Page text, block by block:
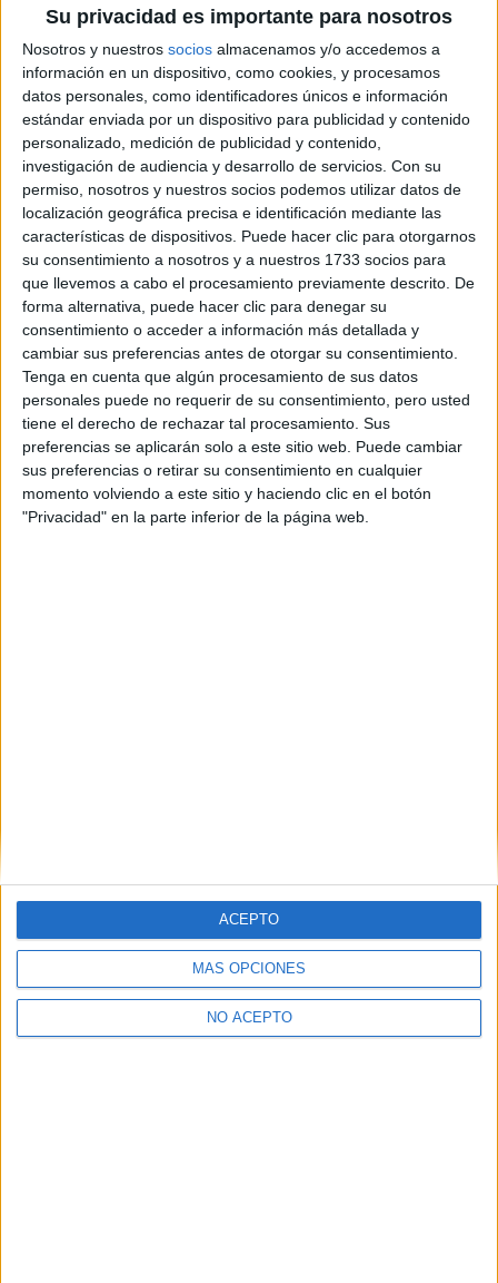
Su privacidad es importante para nosotros
Nosotros y nuestros socios almacenamos y/o accedemos a
información en un dispositivo, como cookies, y procesamos
datos personales, como identificadores únicos e información
estándar enviada por un dispositivo para publicidad y contenido
personalizado, medición de publicidad y contenido,
investigación de audiencia y desarrollo de servicios. Con su
permiso, nosotros y nuestros socios podemos utilizar datos de
localización geográfica precisa e identificación mediante las
características de dispositivos. Puede hacer clic para otorgarnos
su consentimiento a nosotros y a nuestros 1733 socios para
que llevemos a cabo el procesamiento previamente descrito. De
forma alternativa, puede hacer clic para denegar su
consentimiento o acceder a información más detallada y
cambiar sus preferencias antes de otorgar su consentimiento.
Tenga en cuenta que algún procesamiento de sus datos
personales puede no requerir de su consentimiento, pero usted
tiene el derecho de rechazar tal procesamiento. Sus
preferencias se aplicarán solo a este sitio web. Puede cambiar
sus preferencias o retirar su consentimiento en cualquier
momento volviendo a este sitio y haciendo clic en el botón
"Privacidad" en la parte inferior de la página web.
MÁS OPCIONES
NO ACEPTO
ACEPTO
Inglés como Lengua B, pero no tengo ni idea de que lengya
escoger como C. Tengo 4 años de Francés y 1 de Italiano, y
ahora estoy empezando con Chino. Escogería Chino pero no
se oferta en Málaga. ¿Debería elegir Árabe aunque parecr
muy complicado y no tengo ni idea? ¿O qué? También me
pregunto si podría compaginar la carrera con algo como
Marketing o sería muy difícil sobrellevarlo.
Jesús
Etiquetas:
Vuestras sugerencias Italiano Humanidades
Marketing
Traducción e Interpretación
Turismo Málaga